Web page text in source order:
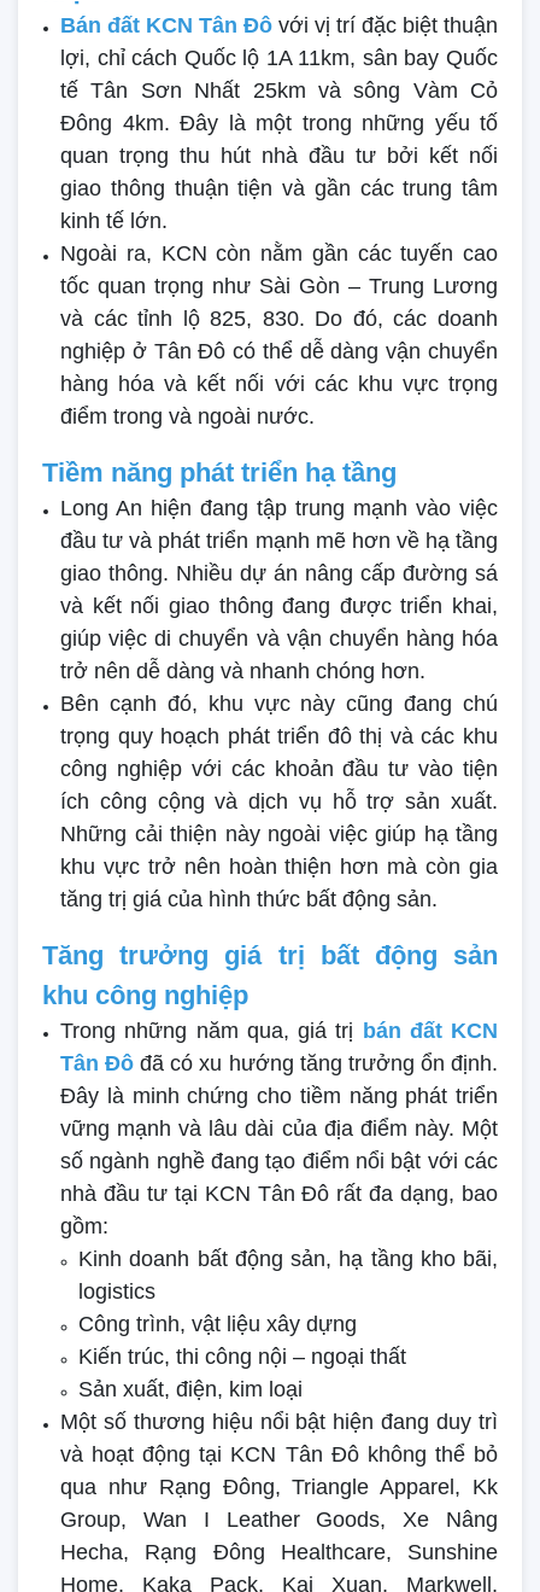
Bán đất KCN Tân Đô với vị trí đặc biệt thuận
lợi, chỉ cách Quốc lộ 1A 11km, sân bay Quốc
tế Tân Sơn Nhất 25km và sông Vàm Cỏ
Đông 4km. Đây là một trong những yếu tố
quan trọng thu hút nhà đầu tư bởi kết nối
giao thông thuận tiện và gần các trung tâm
kinh tế lớn.
Ngoài ra, KCN còn nằm gần các tuyến cao
tốc quan trọng như Sài Gòn – Trung Lương
và các tỉnh lộ 825, 830. Do đó, các doanh
nghiệp ở Tân Đô có thể dễ dàng vận chuyển
hàng hóa và kết nối với các khu vực trọng
điểm trong và ngoài nước.
Tiềm năng phát triển hạ tầng
Long An hiện đang tập trung mạnh vào việc
đầu tư và phát triển mạnh mẽ hơn về hạ tầng
giao thông. Nhiều dự án nâng cấp đường sá
và kết nối giao thông đang được triển khai,
giúp việc di chuyển và vận chuyển hàng hóa
trở nên dễ dàng và nhanh chóng hơn.
Bên cạnh đó, khu vực này cũng đang chú
trọng quy hoạch phát triển đô thị và các khu
công nghiệp với các khoản đầu tư vào tiện
ích công cộng và dịch vụ hỗ trợ sản xuất.
Những cải thiện này ngoài việc giúp hạ tầng
khu vực trở nên hoàn thiện hơn mà còn gia
tăng trị giá của hình thức bất động sản.
Tăng trưởng giá trị bất động sản
khu công nghiệp
Trong những năm qua, giá trị bán đất KCN
Tân Đô đã có xu hướng tăng trưởng ổn định.
Đây là minh chứng cho tiềm năng phát triển
vững mạnh và lâu dài của địa điểm này. Một
số ngành nghề đang tạo điểm nổi bật với các
nhà đầu tư tại KCN Tân Đô rất đa dạng, bao
gồm:
Kinh doanh bất động sản, hạ tầng kho bãi,
logistics
Công trình, vật liệu xây dựng
Kiến trúc, thi công nội – ngoại thất
Sản xuất, điện, kim loại
Một số thương hiệu nổi bật hiện đang duy trì
và hoạt động tại KCN Tân Đô không thể bỏ
qua như Rạng Đông, Triangle Apparel, Kk
Group, Wan I Leather Goods, Xe Nâng
Hecha, Rạng Đông Healthcare, Sunshine
Home, Kaka Pack, Kai Xuan, Markwell,